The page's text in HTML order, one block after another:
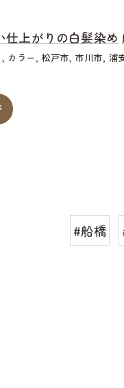
仕上がりの白髪染め
カラー 松戸市 市川市 浦
#船橋